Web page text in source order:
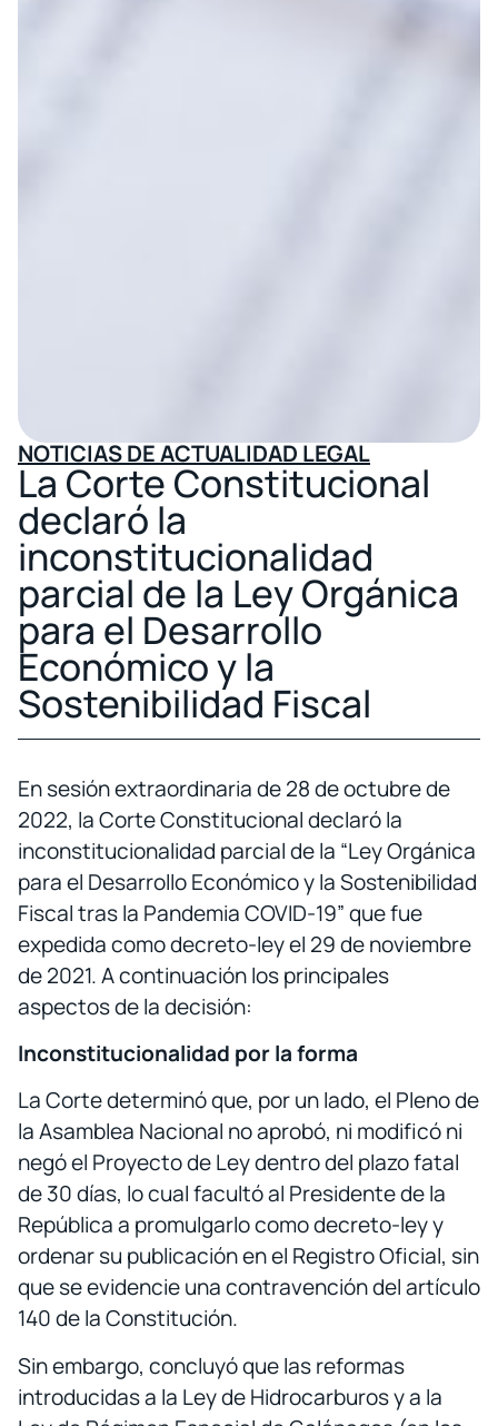
NOTICIAS DE ACTUALIDAD LEGAL
La Corte Constitucional
declaró la
inconstitucionalidad
parcial de la Ley Orgánica
para el Desarrollo
Económico y la
Sostenibilidad Fiscal
En sesión extraordinaria de 28 de octubre de
2022, la Corte Constitucional declaró la
inconstitucionalidad parcial de la “Ley Orgánica
para el Desarrollo Económico y la Sostenibilidad
Fiscal tras la Pandemia COVID-19” que fue
expedida como decreto-ley el 29 de noviembre
de 2021. A continuación los principales
aspectos de la decisión:
Inconstitucionalidad por la forma
La Corte determinó que, por un lado, el Pleno de
la Asamblea Nacional no aprobó, ni modificó ni
negó el Proyecto de Ley dentro del plazo fatal
de 30 días, lo cual facultó al Presidente de la
República a promulgarlo como decreto-ley y
ordenar su publicación en el Registro Oficial, sin
que se evidencie una contravención del artículo
140 de la Constitución.
Sin embargo, concluyó que las reformas
introducidas a la Ley de Hidrocarburos y a la